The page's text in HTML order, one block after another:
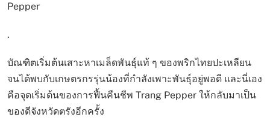
Pepper
.
บัณฑิตเริ่มต้นเสาะหาเมล็ดพันธุ์แท้ ๆ ของพริกไทยปะเหลียน
จนได้พบกับเกษตรกรรุ่นน้องที่กำลังเพาะพันธุ์อยู่พอดี และนี่เอง
คือจุดเริ่มต้นของการฟื้นคืนชีพ Trang Pepper ให้กลับมาเป็น
ของดีจังหวัดตรังอีกครั้ง